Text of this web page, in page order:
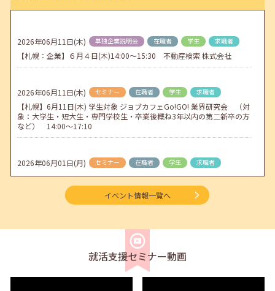
2026年04月02日(木) jobcafeからのお知らせ
2026年04月01日(水) jobcafeからのお知らせ
地方拠点臨時閉所のお知らせ
2026年06月11日(木) 単独企業説明会 在職者 学生 求職者
【札幌：企業】６月４日(木)14:00～15:30 不動産検索 株式会社
2026年06月11日(木) セミナー 在職者 学生 求職者
【札幌】6月11日(木) 学生対象 ジョブカフェGo!GO! 業界研究会 （対
象：大学生・短大生・専門学校生・卒業後概ね3年以内の第二新卒の方
など） 14:00～17:10
2026年06月01日(月) セミナー 在職者 学生 求職者
【函館・対面】6月3日（水）就勝塾 就活ストレス解消法 13:30～14:30
【帯広・対面】6月5日（金）就勝塾 求人票の見方 11:00～11:40
セミナー 在職者 学生
【釧路・対面】6月12日（金）就勝塾 自己分析 13:30～14:30
イベント情報一覧へ
就活支援セミナー動画